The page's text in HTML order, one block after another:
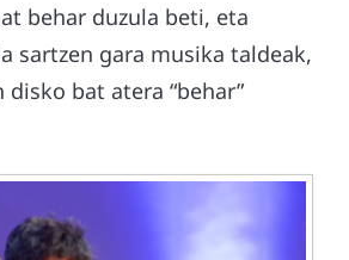
behar duzula beti, eta
sartzen gara musika taldeak,
bat atera “behar”